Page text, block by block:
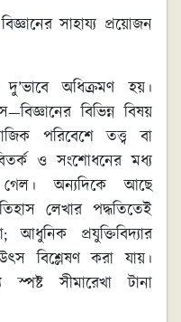
সাহায্য প্রয়োজন
দু’ভাবে অধিক্রমণ হয়।
বিভিন্ন বিষয়
পরিবেশে তত্ত্ব বা
ও সংশোধনের মধ্য
গেল। অন্যদিকে আছে
লেখার পদ্ধতিতেই
আধুনিক প্রযুক্তিবিদ্যার
বিশ্লেষণ করা যায়।
সীমারেখা টানা